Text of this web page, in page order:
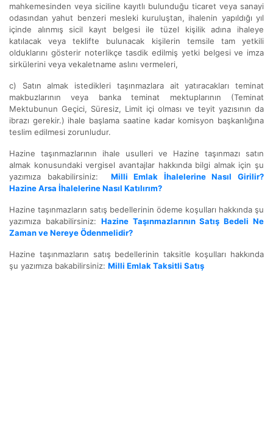
mahkemesinden veya siciline kayıtlı bulunduğu ticaret veya sanayi
odasından yahut benzeri mesleki kuruluştan, ihalenin yapıldığı yıl
içinde alınmış sicil kayıt belgesi ile tüzel kişilik adına ihaleye
katılacak veya teklifte bulunacak kişilerin temsile tam yetkili
olduklarını gösterir noterlikçe tasdik edilmiş yetki belgesi ve imza
sirkülerini veya vekaletname aslını vermeleri,
c) Satın almak istedikleri taşınmazlara ait yatıracakları teminat
makbuzlarının veya banka teminat mektuplarının (Teminat
Mektubunun Geçici, Süresiz, Limit içi olması ve teyit yazısının da
ibrazı gerekir.) ihale başlama saatine kadar komisyon başkanlığına
teslim edilmesi zorunludur.
Hazine taşınmazlarının ihale usulleri ve Hazine taşınmazı satın
almak konusundaki vergisel avantajlar hakkında bilgi almak için şu
yazımıza bakabilirsiniz: Milli Emlak İhalelerine Nasıl Girilir?
Hazine Arsa İhalelerine Nasıl Katılırım?
Hazine taşınmazların satış bedellerinin ödeme koşulları hakkında şu
yazımıza bakabilirsiniz: Hazine Taşınmazlarının Satış Bedeli Ne
Zaman ve Nereye Ödenmelidir?
Hazine taşınmazların satış bedellerinin taksitle koşulları hakkında
şu yazımıza bakabilirsiniz: Milli Emlak Taksitli Satış